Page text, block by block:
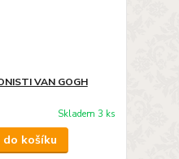
VAN GOGH
Skladem 3 ks
košíku